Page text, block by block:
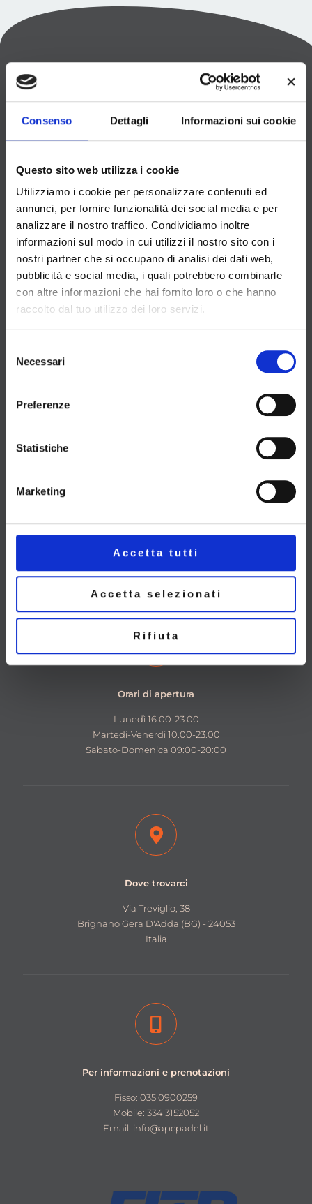
Consenso Dettagli Informazioni sui cookie
Questo sito web utilizza i cookie
Utilizziamo i cookie per personalizzare contenuti ed
annunci, per fornire funzionalità dei social media e per
analizzare il nostro traffico. Condividiamo inoltre
informazioni sul modo in cui utilizzi il nostro sito con i
nostri partner che si occupano di analisi dei dati web,
pubblicità e social media, i quali potrebbero combinarle
con altre informazioni che hai fornito loro o che hanno
raccolto dal tuo utilizzo dei loro servizi.
delNecessari
Preferenze
Statistiche
Marketing
Accetta tutti
Accetta selezionati
Rifiuta
SCOPRI LA NOSTRA
CONVENZIONE
Partecipazione a campionati e ranking sociali,
omaggi, sconti su abbigliamento e servizi,
priorità nelle prenotazioni e molto altro.
Orari di apertura
Lunedì 16.00-23.00
Martedi-Venerdi 10.00-23.00
Sabato-Domenica 09:00-20:00
Dove trovarci
Via Treviglio, 38
Brignano Gera D'Adda (BG) - 24053
Italia
Per informazioni e prenotazioni
Fisso: 035 0900259
Mobile: 334 3152052
Email: info@apcpadel.it